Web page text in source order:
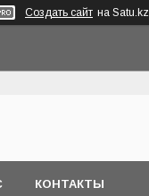
Создать сайт на Satu.kz
КОНТАКТЫ